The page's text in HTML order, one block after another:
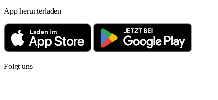
App herunterladen
Folgt uns